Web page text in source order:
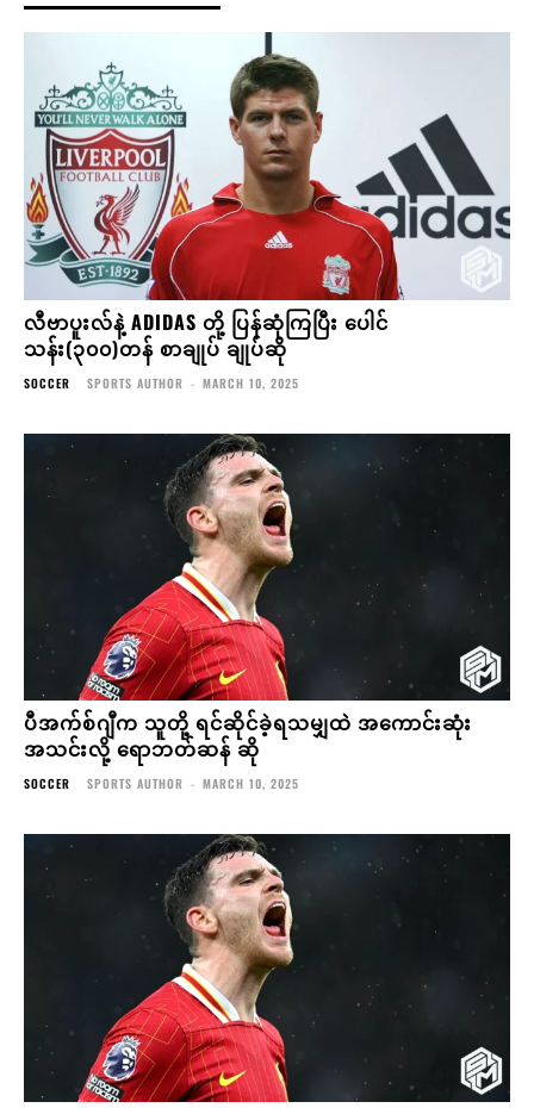
လီဗာပူးလ်နဲ့ ADIDAS တို့ ပြန်ဆုံကြပြီး ပေါင်
သန်း(၃၀၀)တန် စာချုပ် ချုပ်ဆို
SOCCER SPORTS AUTHOR - MARCH 10, 2025
ပီအက်စ်ဂျီက သူတို့ ရင်ဆိုင်ခဲ့ရသမျှထဲ အကောင်းဆုံး
အသင်းလို့ ရောဘတ်ဆန် ဆို
SOCCER SPORTS AUTHOR - MARCH 10, 2025